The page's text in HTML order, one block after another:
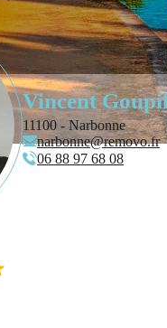
Vincent
11100 - Narbonne
narbonne@removo.fr
06 88 97 68 08